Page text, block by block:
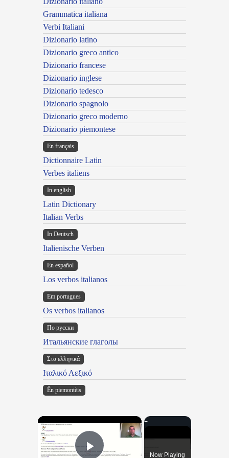
Grammatica italiana
Verbi Italiani
Dizionario latino
Dizionario greco antico
Dizionario francese
Dizionario inglese
Dizionario tedesco
Dizionario spagnolo
Dizionario greco moderno
Dizionario piemontese
En français
Dictionnaire Latin
Verbes italiens
In english
Latin Dictionary
Italian Verbs
In Deutsch
Italienische Verben
En español
Los verbos italianos
Em portugues
Os verbos italianos
По русски
Итальянские глаголы
Στα ελληνικά
Ιταλικό Λεξικό
Ën piemontèis
×
Now Playing